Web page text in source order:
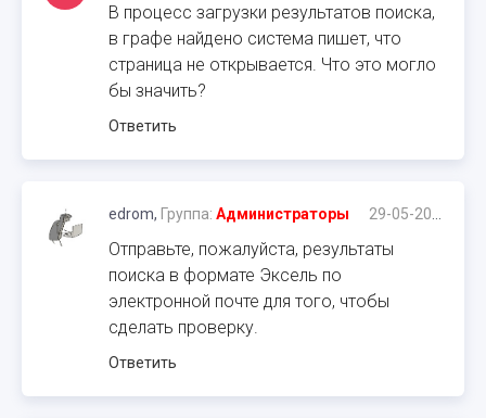
В процесс загрузки результатов поиска,
в графе найдено система пишет, что
страница не открывается. Что это могло
бы значить?
Ответить
edrom, Группа: Администраторы 29-05-2016, 22:07
Отправьте, пожалуйста, результаты
поиска в формате Эксель по
электронной почте для того, чтобы
сделать проверку.
Ответить